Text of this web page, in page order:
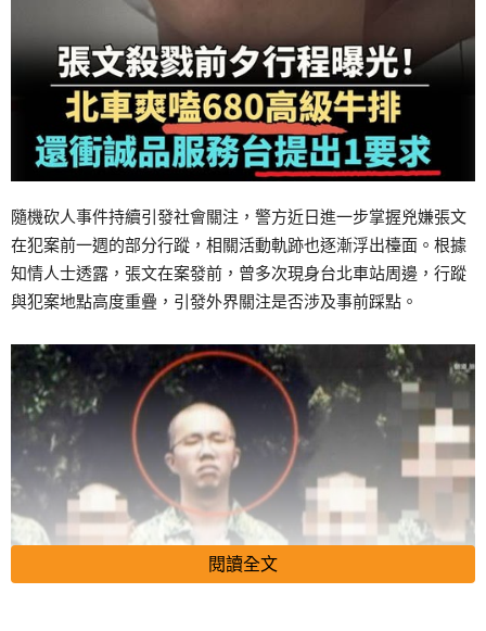
隨機砍人事件持續引發社會關注，警方近日進一步掌握兇嫌張文
在犯案前一週的部分行蹤，相關活動軌跡也逐漸浮出檯面。根據
知情人士透露，張文在案發前，曾多次現身台北車站周邊，行蹤
與犯案地點高度重疊，引發外界關注是否涉及事前踩點。
閱讀全文